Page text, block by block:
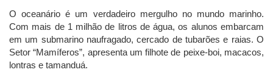
O oceanário é um verdadeiro mergulho no mundo marinho.
Com mais de 1 milhão de litros de água, os alunos embarcam
em um submarino naufragado, cercado de tubarões e raias. O
Setor “Mamíferos”, apresenta um filhote de peixe-boi, macacos,
lontras e tamanduá.